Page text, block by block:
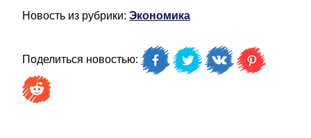
Новость из рубрики: Экономика
Поделиться новостью: